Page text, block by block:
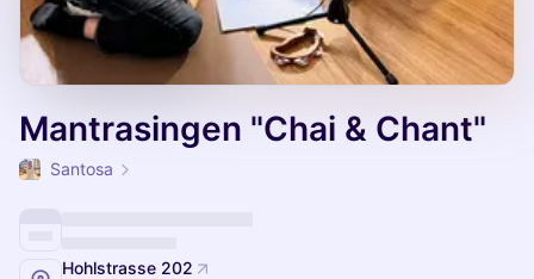
Mantrasingen "Chai & Chant"
Santosa
Hohlstrasse 202